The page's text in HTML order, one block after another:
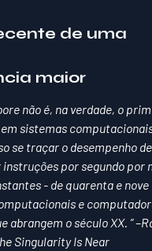
de uma
maior
não é, na verdade, o
sistemas
se traçar o desempenho
instruções por segundo por
- de quarenta e nove
e
abrangem o século XX. ”
Singularity Is Near